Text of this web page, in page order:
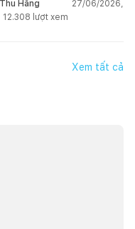
Hằng
27/06/2026,
12.308 lượt xem
Xem tất cả